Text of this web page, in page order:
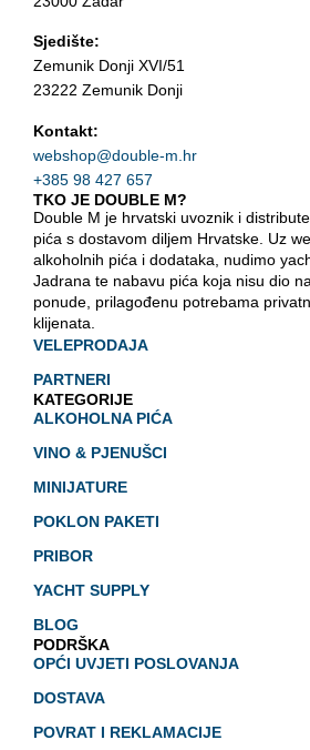
Sjedište:
Zemunik Donji XVI/51
23222 Zemunik Donji
Kontakt:
webshop@double-m.hr
+385 98 427 657
TKO JE DOUBLE M?
Double M je hrvatski uvoznik i
pića s dostavom diljem Hrvatske. Uz
alkoholnih pića i dodataka, nudimo
Jadrana te nabavu pića koja nisu dio
ponude, prilagođenu potrebama
klijenata.
VELEPRODAJA
PARTNERI
KATEGORIJE
ALKOHOLNA PIĆA
VINO & PJENUŠCI
MINIJATURE
POKLON PAKETI
PRIBOR
YACHT SUPPLY
BLOG
PODRŠKA
OPĆI UVJETI POSLOVANJA
DOSTAVA
POVRAT I REKLAMACIJE